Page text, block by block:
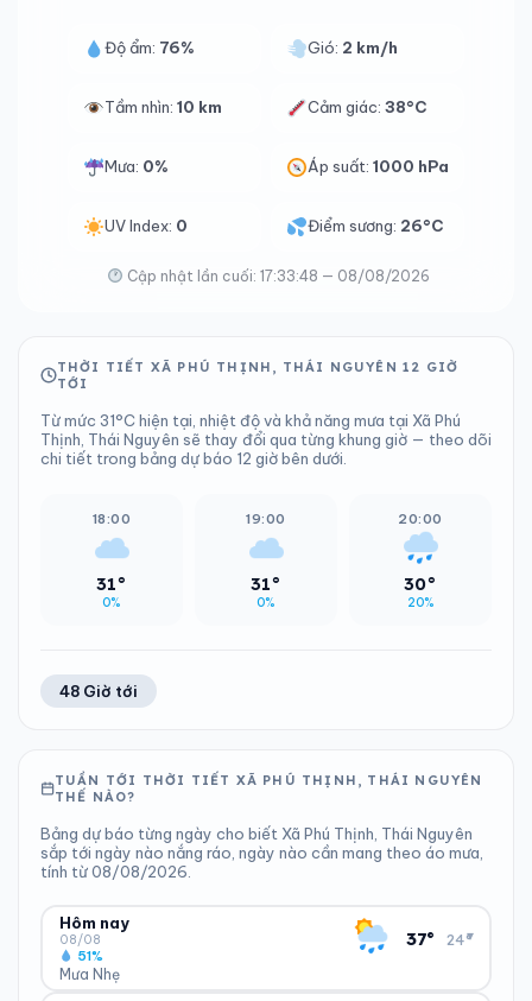
Độ ẩm: 76% Gió: 2 km/h
Tầm nhìn: 10 km Cảm giác:38°C
Mưa: 0% Áp suất:1000 hPa
UV Index: 0 Điểm sương: 26°C
Cập nhật lần cuối: 17:33:48 — 08/08/2026
THỜI TIẾT XÃ PHÚ THỊNH, THÁI NGUYÊN 12 GIỜ
TỚI
Từ mức 31°C hiện tại, nhiệt độ và khả năng mưa tại Xã Phú
Thịnh, Thái Nguyên sẽ thay đổi qua từng khung giờ — theo dõi
chi tiết trong bảng dự báo 12 giờ bên dưới.
18:00
31°
0%
19:00
31°
0%
20:00
30°
20%
48 Giờ tới
TUẦN TỚI THỜI TIẾT XÃ PHÚ THỊNH, THÁI NGUYÊN
THẾ NÀO?
Bảng dự báo từng ngày cho biết Xã Phú Thịnh, Thái Nguyên
sắp tới ngày nào nắng ráo, ngày nào cần mang theo áo mưa,
tính từ 08/08/2026.
Hôm nay
08/08
Mưa Nhẹ
51%
37° 24°
▾